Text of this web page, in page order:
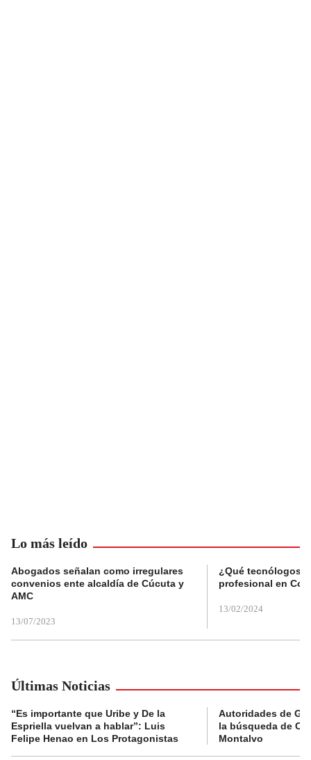
Lo más leído
Abogados señalan como irregulares
convenios ente alcaldía de Cúcuta y
AMC
13/07/2023
¿Qué tecnólogos
profesional en
13/02/2024
Últimas Noticias
“Es importante que Uribe y De la
Espriella vuelvan a hablar”: Luis
Felipe Henao en Los Protagonistas
Autoridades de
la búsqueda de
Montalvo